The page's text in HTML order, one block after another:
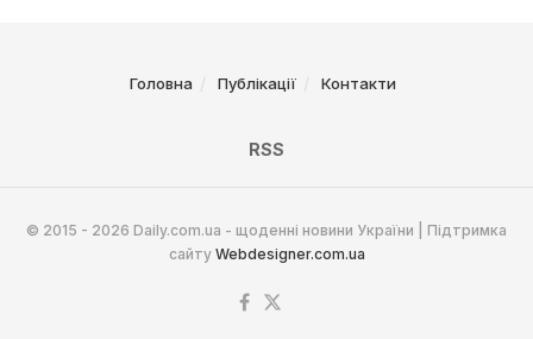
Головна Публікації Контакти
RSS
© 2015 - 2026 Daily.com.ua - щоденні новини України | Підтримка
сайту Webdesigner.com.ua